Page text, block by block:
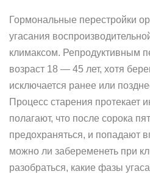
Гормональные перестройки
угасания
климаксом. Репродуктивным
возраст 18 — 45 лет, хотя
исключается ранее или
Процесс старения протекает
полагают, что после сорока
предохраняться, и попадают
можно ли забеременеть при
разобраться, какие фазы